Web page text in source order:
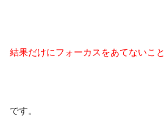
結果だけにフォーカスをあてないこと
です。